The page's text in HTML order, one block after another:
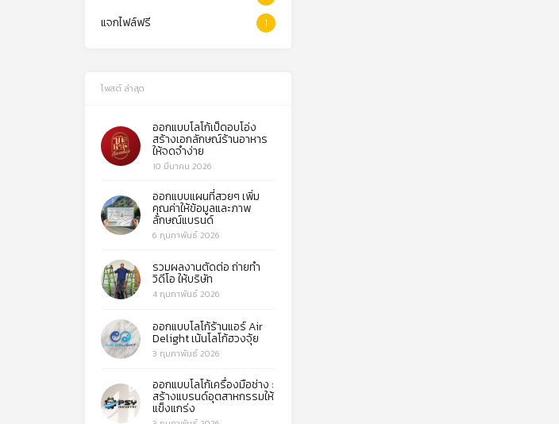
แจกไฟล์ฟรี 1
โพสต์ ล่าสุด
ออกแบบโลโก้เป็ดอบโอ่ง
สร้างเอกลักษณ์ร้านอาหาร
ให้จดจำง่าย
10 มีนาคม 2026
ออกแบบแผนที่สวยๆ เพิ่ม
คุณค่าให้ข้อมูลและภาพ
ลักษณ์แบรนด์
6 กุมภาพันธ์ 2026
รวมผลงานตัดต่อ ถ่ายทำ
วิดีโอ ให้บริษัท
4 กุมภาพันธ์ 2026
ออกแบบโลโก้ร้านแอร์ Air
Delight เน้นโลโก้ฮวงจุ้ย
3 กุมภาพันธ์ 2026
ออกแบบโลโก้เครื่องมือช่าง :
สร้างแบรนด์อุตสาหกรรมให้
แข็งแกร่ง